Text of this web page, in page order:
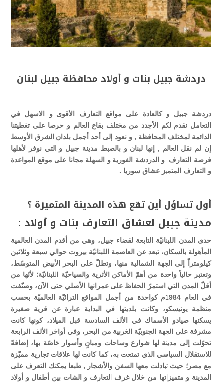
دردشة جبيل بنات و أولاد محافظة جبيل لبنان
دردشة جبيل و كالعادة على مواقع التعارف الأقوى و الاسهل في
التعامل نقدم لكم الأجدد من مختلف بقاع العالم و حرصا على تغطيتنا
الدائمة لمختلف المحافظة , و نعود إلى أحد أجمل بلدان الشرق الأوسط
إن لم نقل العالم , إنها لبنان و بالضبط مدينة جبيل و التي نوفر لأهلها
فرصة التعارف و الدردشة الفورية و السهلة مجانا على موقع المواعدة
و التعارف المتميز عشاق سوريا .
أول تساؤل أين تقع هذه المدينة المتميزة ؟
مدينة جبيل لعشاق التعارف بنات و أولاد :
حدى المدن اللبنانيّة التابعة لقضاء جبيل، وهي من أقدم المدن العالمية
المأهولة بالسكان، تبعد عن العاصمة اللبنانيّة بيروت حوالي سبعة وثلاثين
كيلومتراً إلى الجهة الشمالية منها، وتطلّ على البحر الأبيض المتوسّط،
وتعتبر حالياً واحدة من أهمّ الأماكن الأثرية والسياحيّة اللبنانيّة؛ لأنّها من
أقلّ المدن التي استمرّ الحفاظ على عمرانها الأصلي حتى الآن، وصنّفت
في العام 1984م كواحدة من أجمل المواقع التراثيّة العالميّة بحسب
منظمة يونيسكو، وكانت بلديتها في البداية عبارة عن قرية صغيرة
يسكنها صيادو الأسماك في الألف السادسة قبل الميلاد، كونها كانت
مشرفة على الجهة الجنوبيّة الغربية من البحر، وفي أواخر الألف الرابعة
تحوّلت إلى مدينة لها شوارع وساحات ومبانٍ وأسوار خاصّة بها، إضافةً
للاستقلال السياسي الذي تمتعت به، كما كانت لها علاقات تجارية مميّزة
مع مصر؛ حيث تبادلت معها السفن والأشجار , طبعا يمكنك التعرف على
المدينة و متميزاتها من خلال غرف التعارف و الشات بين أطفال و أولاد